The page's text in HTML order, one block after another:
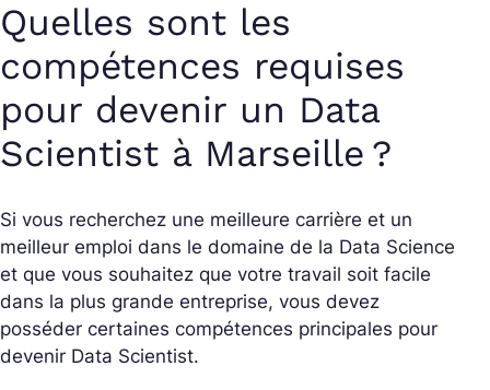
Quelles sont les
compétences requises
pour devenir un Data
Scientist à Marseille ?
Si vous recherchez une meilleure carrière et un
meilleur emploi dans le domaine de la Data Science
et que vous souhaitez que votre travail soit facile
dans la plus grande entreprise, vous devez
posséder certaines compétences principales pour
devenir Data Scientist.